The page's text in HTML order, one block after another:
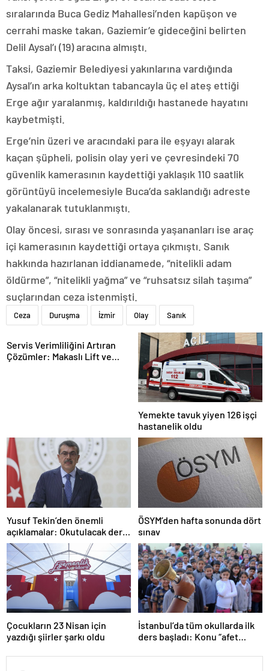
sıralarında Buca Gediz Mahallesi’nden kapüşon ve
cerrahi maske takan, Gaziemir’e gideceğini belirten
Delil Aysal’ı (19) aracına almıştı.
Taksi, Gaziemir Belediyesi yakınlarına vardığında
Aysal’ın arka koltuktan tabancayla üç el ateş ettiği
Erge ağır yaralanmış, kaldırıldığı hastanede hayatını
kaybetmişti.
Erge’nin üzeri ve aracındaki para ile eşyayı alarak
kaçan şüpheli, polisin olay yeri ve çevresindeki 70
güvenlik kamerasının kaydettiği yaklaşık 110 saatlik
görüntüyü incelemesiyle Buca’da saklandığı adreste
yakalanarak tutuklanmıştı.
Olay öncesi, sırası ve sonrasında yaşananları ise araç
içi kamerasının kaydettiği ortaya çıkmıştı. Sanık
hakkında hazırlanan iddianamede, “nitelikli adam
öldürme”, “nitelikli yağma” ve “ruhsatsız silah taşıma”
suçlarından ceza istenmişti.
Ceza Duruşma İzmir Olay Sanık
Servis Verimliliğini Artıran
Çözümler: Makaslı Lift ve
Yemekte tavuk yiyen 126 işçi
hastanelik oldu
Yusuf Tekin’den önemli
açıklamalar: Okutulacak dersi
kalmamış öğretmene branş
değişikliği masada
ÖSYM’den hafta sonunda dört
sınav
Çocukların 23 Nisan için
yazdığı şiirler şarkı oldu
İstanbul’da tüm okullarda ilk
ders başladı: Konu “afet